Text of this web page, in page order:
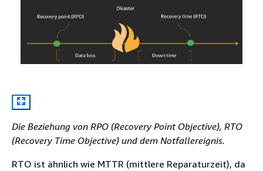
Die Beziehung von RPO (Recovery Point Objective), RTO
(Recovery Time Objective) und dem Notfallereignis.
RTO ist ähnlich wie MTTR (mittlere Reparaturzeit), da